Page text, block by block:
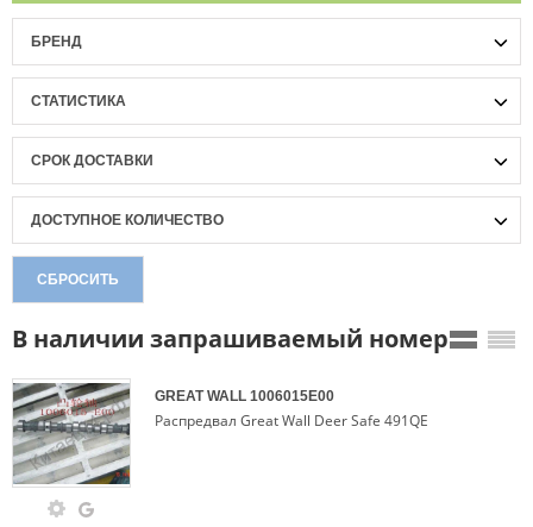
БРЕНД
СТАТИСТИКА
СРОК ДОСТАВКИ
ДОСТУПНОЕ КОЛИЧЕСТВО
СБРОСИТЬ
В наличии запрашиваемый номер
GREAT WALL 1006015E00
Распредвал Great Wall Deer Safe 491QE